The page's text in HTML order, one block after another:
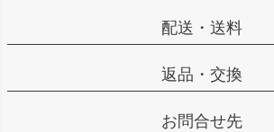
配送・送料
返品・交換
お問合せ先